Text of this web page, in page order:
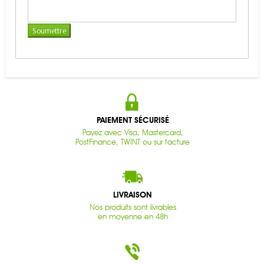
PAIEMENT SÉCURISÉ
Payez avec Visa, Mastercard,
PostFinance, TWINT ou sur facture
LIVRAISON
Nos produits sont livrables
en moyenne en 48h